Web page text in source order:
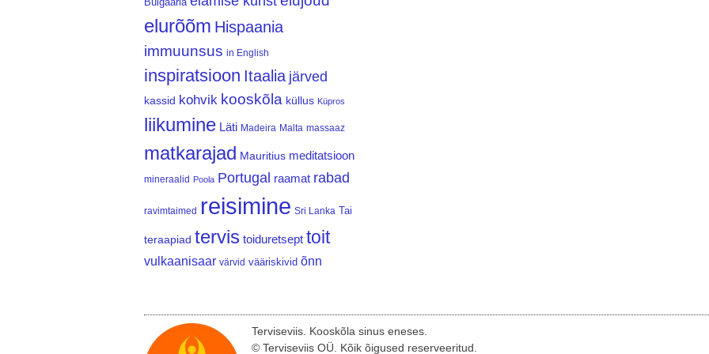
elurõõm Hispaania
immuunsus in English
inspiratsioon Itaalia järved
kassid kohvik kooskõla küllus Küpros
liikumine Läti Madeira Malta massaaz
matkarajad Mauritius meditatsioon
mineraalid Poola Portugal raamat rabad
ravimtaimed reisimine Sri Lanka Tai
teraapiad tervis toiduretsept toit
vulkaanisaar värvid vääriskivid õnn
Terviseviis. Kooskõla sinus eneses.
© Terviseviis OÜ. Kõik õigused reserveeritud.